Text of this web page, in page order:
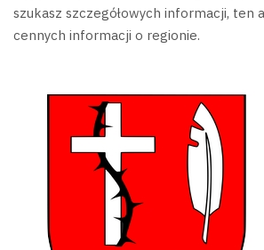
szukasz szczegółowych informacji, ten
cennych informacji o regionie.